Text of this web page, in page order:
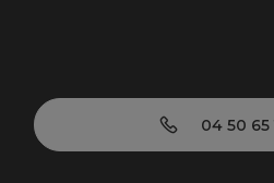
04 50 65